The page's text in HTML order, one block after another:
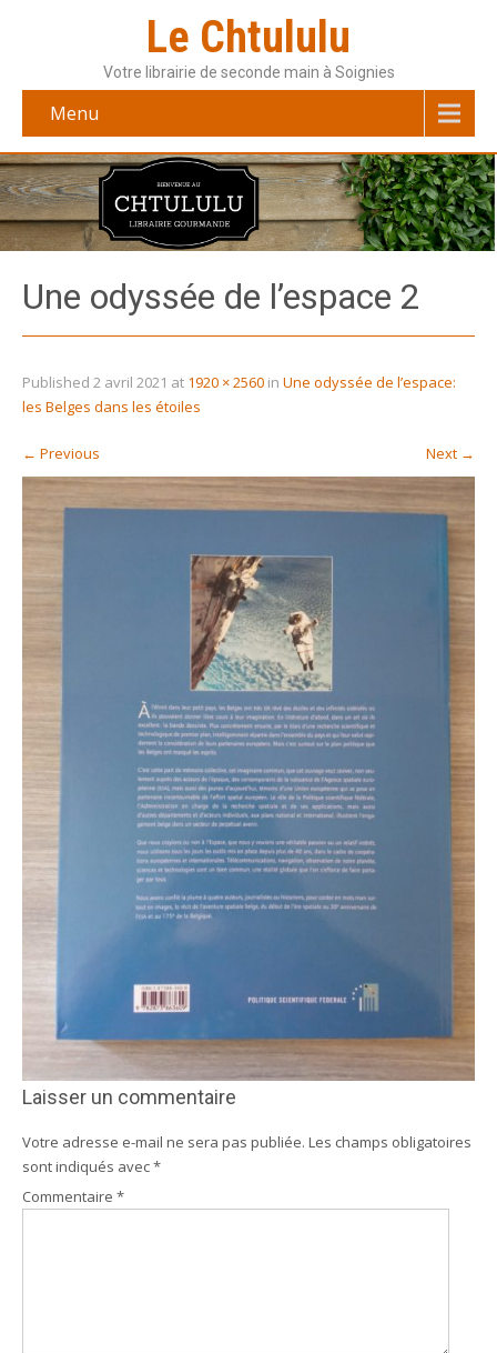
Le Chtululu
Votre librairie de seconde main à Soignies
Menu
Une odyssée de l’espace 2
Published 2 avril 2021 at 1920 × 2560 in Une odyssée de l’espace:
les Belges dans les étoiles
← Previous Next →
Laisser un commentaire
Votre adresse e-mail ne sera pas publiée. Les champs obligatoires
sont indiqués avec*
Commentaire *